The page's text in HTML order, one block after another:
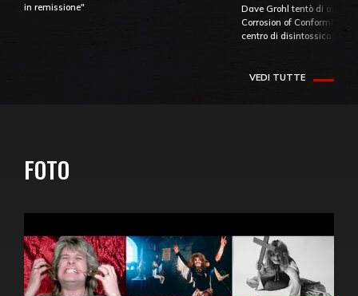
in remissione"
Dave Grohl tentò di
Corrosion of Conformity
centro di
VEDI TUTTE
FOTO